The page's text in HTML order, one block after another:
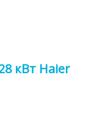
кВт Haier